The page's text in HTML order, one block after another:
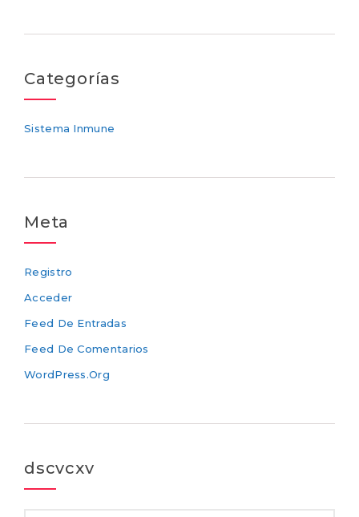
Categorías
Sistema Inmune
Meta
Registro
Acceder
Feed De Entradas
Feed De Comentarios
WordPress.org
dscvcxv